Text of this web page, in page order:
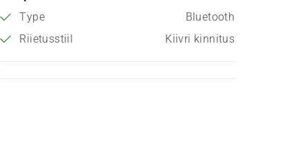
Type
Bluetooth
Riietusstiil
Kiivri kinnitus